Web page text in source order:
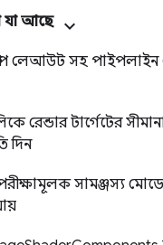
যা আছে
লেআউট সহ
রেন্ডার টার্গেটের
দিন
পরীক্ষামূলক সামঞ্জস্য